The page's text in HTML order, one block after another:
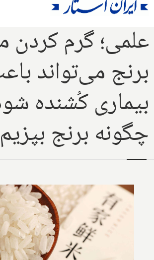
علمی؛ گرم کردن
برنج می‌تواند
بیماری کُشنده
چگونه برنج